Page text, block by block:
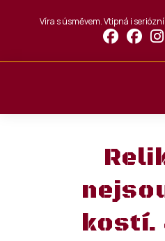
Víra s úsměvem. Vtipná i
kostí.